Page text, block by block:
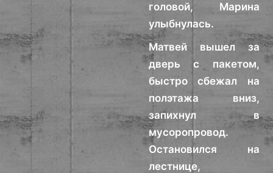
головой, Марина
улыбнулась.
Матвей вышел за
дверь с пакетом,
быстро сбежал на
полэтажа вниз,
запихнул в
мусоропровод.
Остановился на
лестнице,